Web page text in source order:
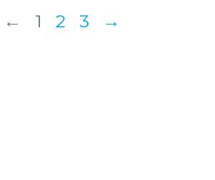
← 1 2 3 →